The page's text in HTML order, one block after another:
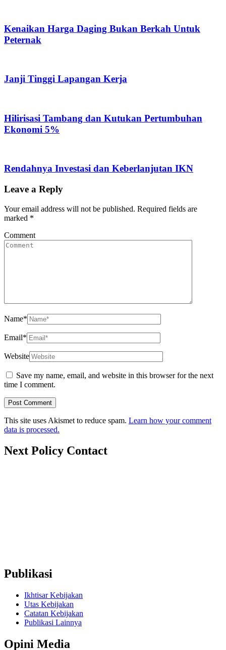
Kenaikan Harga Daging Bukan Berkah Untuk
Peternak
Janji Tinggi Lapangan Kerja
Hilirisasi Tambang dan Kutukan Pertumbuhan
Ekonomi 5%
Rendahnya Investasi dan Keberlanjutan IKN
Leave a Reply
Your email address will not be published. Required fields are
marked *
Comment
Name*
Email*
Website
Save my name, email, and website in this browser for the next
time I comment.
This site uses Akismet to reduce spam. Learn how your comment
data is processed.
Next Policy Contact
Publikasi
Ikhtisar Kebijakan
Utas Kebijakan
Catatan Kebijakan
Publikasi Lainnya
Opini Media